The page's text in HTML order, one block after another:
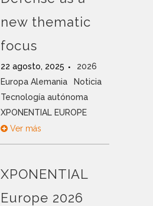
new thematic
focus
22 agosto, 2025
2026
Europa Alemania
Noticia
Tecnología autónoma
XPONENTIAL EUROPE
Ver más
XPONENTIAL
Europe 2026